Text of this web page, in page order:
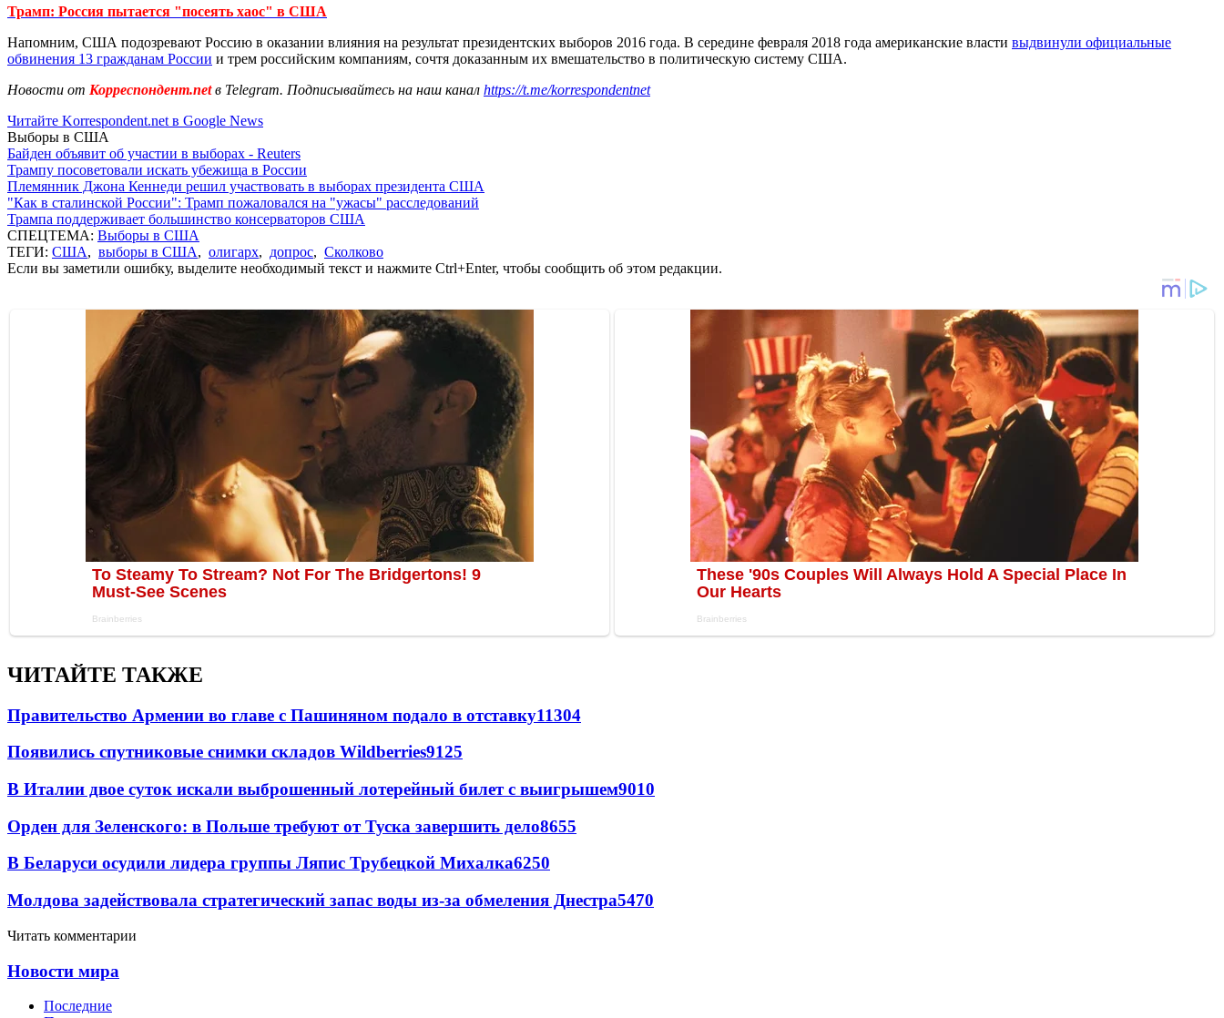
Трамп: Россия пытается "посеять хаос" в США
Напомним, США подозревают Россию в оказании влияния на результат президентских выборов 2016 года. В середине февраля 2018 года американские власти выдвинули официальные
обвинения 13 гражданам России и трем российским компаниям, сочтя доказанным их вмешательство в политическую систему США.
Новости от Корреспондент.netв Telegram. Подписывайтесь на наш канал https://t.me/korrespondentnet
Читайте Korrespondent.net в Google News
Выборы в США
Байден объявит об участии в выборах - Reuters
Трампу посоветовали искать убежища в России
Племянник Джона Кеннеди решил участвовать в выборах президента США
"Как в сталинской России": Трамп пожаловался на "ужасы" расследований
Трампа поддерживает большинство консерваторов США
СПЕЦТЕМА: Выборы в США
ТЕГИ: США, выборы в США, олигарх, допрос, Сколково
Если вы заметили ошибку, выделите необходимый текст и нажмите Ctrl+Enter, чтобы сообщить об этом редакции.
ЧИТАЙТЕ ТАКЖЕ
Правительство Армении во главе с Пашиняном подало в отставку11304
Появились спутниковые снимки складов Wildberries9125
В Италии двое суток искали выброшенный лотерейный билет с выигрышем9010
Орден для Зеленского: в Польше требуют от Туска завершить дело8655
В Беларуси осудили лидера группы Ляпис Трубецкой Михалка6250
Молдова задействовала стратегический запас воды из-за обмеления Днестра5470
Читать комментарии
Новости мира
Последние